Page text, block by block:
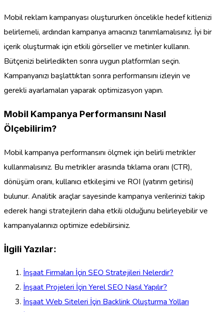
Mobil reklam kampanyası oluştururken öncelikle hedef kitlenizi
belirlemeli, ardından kampanya amacınızı tanımlamalısınız. İyi bir
içerik oluşturmak için etkili görseller ve metinler kullanın.
Bütçenizi belirledikten sonra uygun platformları seçin.
Kampanyanızı başlattıktan sonra performansını izleyin ve
gerekli ayarlamaları yaparak optimizasyon yapın.
Mobil Kampanya Performansını Nasıl
Ölçebilirim?
Mobil kampanya performansını ölçmek için belirli metrikler
kullanmalısınız. Bu metrikler arasında tıklama oranı (CTR),
dönüşüm oranı, kullanıcı etkileşimi ve ROI (yatırım getirisi)
bulunur. Analitik araçlar sayesinde kampanya verilerinizi takip
ederek hangi stratejilerin daha etkili olduğunu belirleyebilir ve
kampanyalarınızı optimize edebilirsiniz.
İlgili Yazılar:
İnşaat Firmaları İçin SEO Stratejileri Nelerdir?
İnşaat Projeleri İçin Yerel SEO Nasıl Yapılır?
İnşaat Web Siteleri İçin Backlink Oluşturma Yolları